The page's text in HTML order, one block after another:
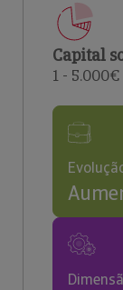
Capital
1 - 5.000€